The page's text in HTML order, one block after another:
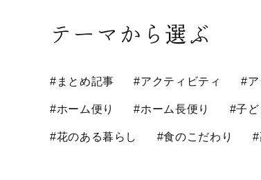
テーマから選ぶ
#まとめ記事 #アクティビティ #ア
#ホーム便り #ホーム長便り #子
#花のある暮らし #食のこだわり #